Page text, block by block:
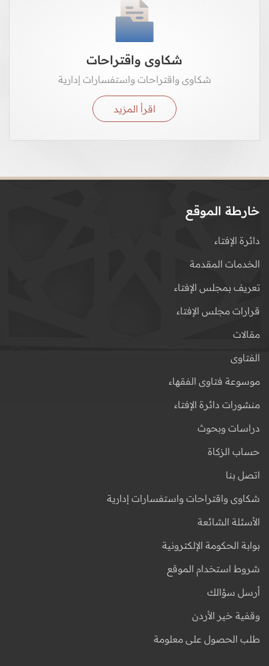
شكاوى واقتراحات
شكاوى واقتراحات واستفسارات إدارية
اقرأ المزيد
خارطة الموقع
دائرة الإفتاء
الخدمات المقدمة
تعريف بمجلس الإفتاء
قرارات مجلس الإفتاء
مقالات
الفتاوى
موسوعة فتاوى الفقهاء
منشورات دائرة الإفتاء
دراسات وبحوث
حساب الزكاة
اتصل بنا
شكاوى واقتراحات واستفسارات إدارية
الأسئلة الشائعة
بوابة الحكومة الإلكترونية
شروط استخدام الموقع
أرسل سؤالك
وقفية خير الأردن
طلب الحصول على معلومة